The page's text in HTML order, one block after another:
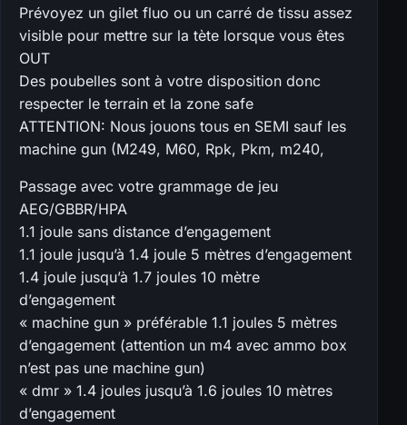
Prévoyez un gilet fluo ou un carré de tissu assez
visible pour mettre sur la tète lorsque vous êtes
OUT
Des poubelles sont à votre disposition donc
respecter le terrain et la zone safe
ATTENTION: Nous jouons tous en SEMI sauf les
machine gun (M249, M60, Rpk, Pkm, m240,
Passage avec votre grammage de jeu
AEG/GBBR/HPA
1.1 joule sans distance d’engagement
1.1 joule jusqu’à 1.4 joule 5 mètres d’engagement
1.4 joule jusqu’à 1.7 joules 10 mètre
d’engagement
« machine gun » préférable 1.1 joules 5 mètres
d’engagement (attention un m4 avec ammo box
n’est pas une machine gun)
« dmr » 1.4 joules jusqu’à 1.6 joules 10 mètres
d’engagement